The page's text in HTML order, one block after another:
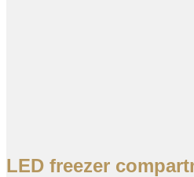
LED freezer